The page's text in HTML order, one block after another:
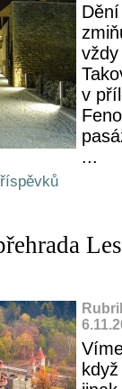
v
...